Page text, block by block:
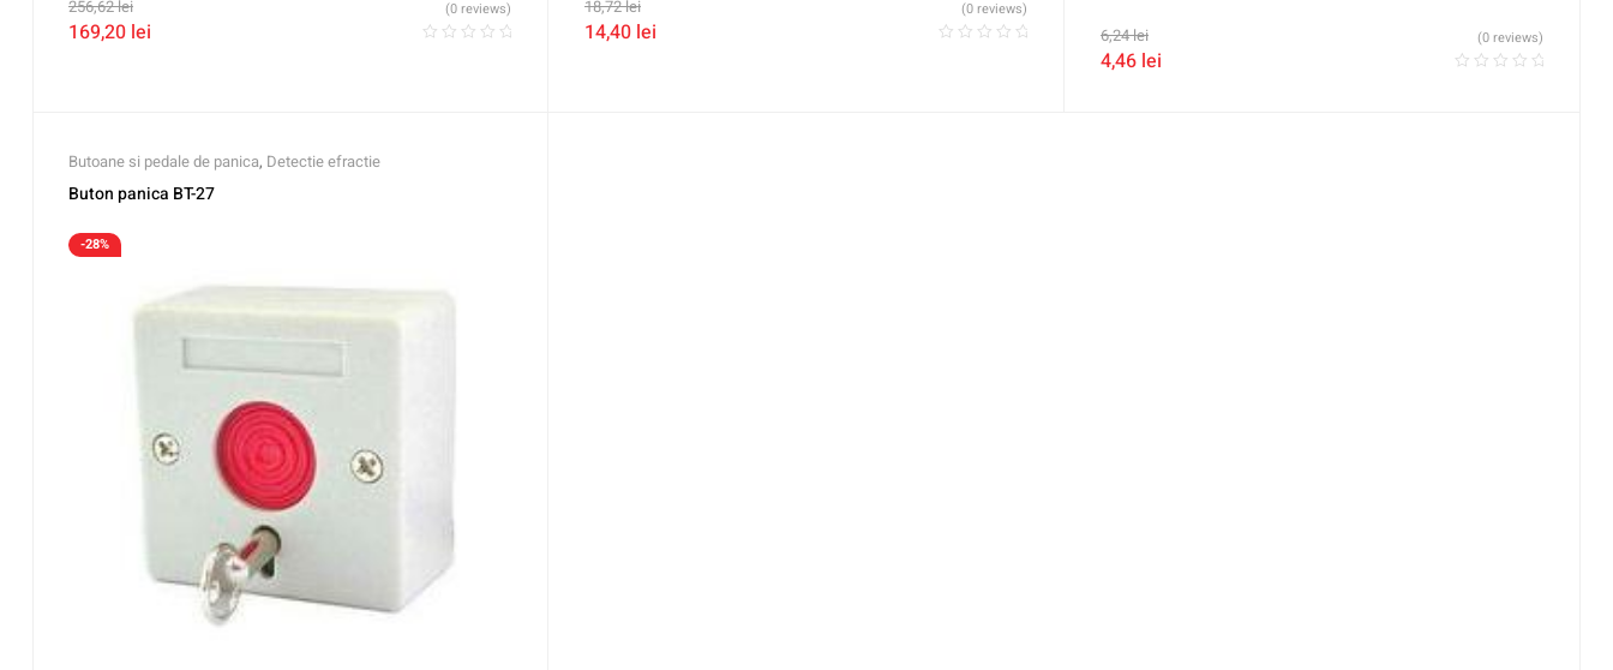
256,62lei
169,20 lei
(0 reviews) 18,72lei
14,40 lei
(0 reviews)
6,24lei
4,46 lei
(0 reviews)
Butoane si pedale de panica, Detectie efractie
Buton panica BT-27
-28%